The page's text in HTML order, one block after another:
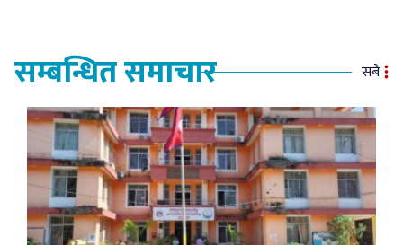
सम्बन्धित समाचार सबै